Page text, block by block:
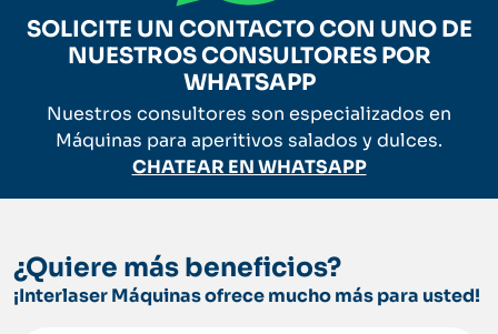
SOLICITE UN CONTACTO CON UNO DE
NUESTROS CONSULTORES POR
WHATSAPP
Nuestros consultores son especializados en
Máquinas para aperitivos salados y dulces.
CHATEAR EN WHATSAPP
¿Quiere más beneficios?
¡Interlaser Máquinas ofrece mucho más para usted!